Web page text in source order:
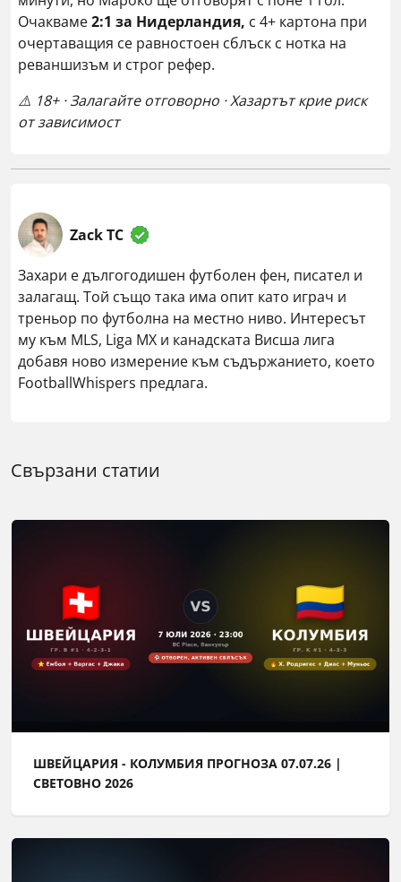
Очакваме2:1 за Нидерландия, с 4+ картона при
очертаващия се равностоен сблъск с нотка на
реваншизъм и строг рефер.
⚠️ 18+ · Залагайте отговорно · Хазартът крие риск
от зависимост
Zack TC
Захари е дългогодишен футболен фен, писател и
залагащ. Той също така има опит като играч и
треньор по футболна на местно ниво. Интересът
му към MLS, Liga MX и канадската Висша лига
добавя ново измерение към съдържанието, което
FootballWhispers предлага.
Свързани статии
ШВЕЙЦАРИЯ - КОЛУМБИЯ ПРОГНОЗА 07.07.26 |
СВЕТОВНО 2026